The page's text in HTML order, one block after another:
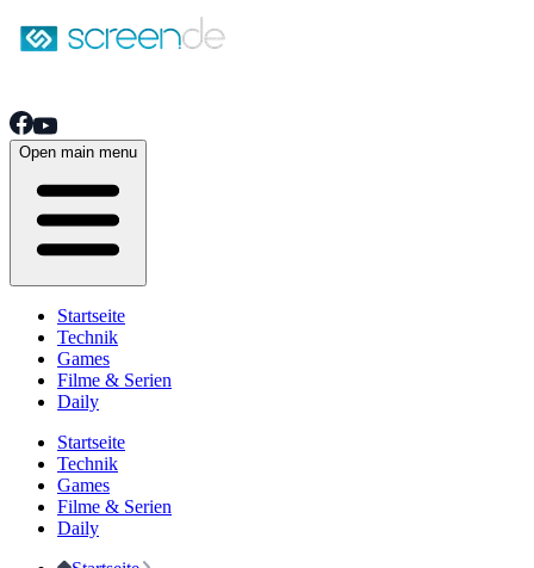
Open main menu
Startseite
Technik
Games
Filme & Serien
Daily
Startseite
Technik
Games
Filme & Serien
Daily